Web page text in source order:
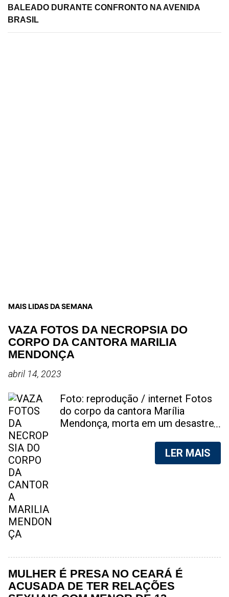
BALEADO DURANTE CONFRONTO NA AVENIDA
BRASIL
MAIS LIDAS DA SEMANA
VAZA FOTOS DA NECROPSIA DO
CORPO DA CANTORA MARILIA
MENDONÇA
abril 14, 2023
Foto: reprodução / internet Fotos
do corpo da cantora Marília
Mendonça, morta em um desastre
foram vazadas na internet. A
divulgação de fotos do corpo de
vendendo as fotos. Cada foto, no
valor de R$20 (Vinte reais). A
assessoria da família de Marília
LER MAIS
MULHER É PRESA NO CEARÁ É
ACUSADA DE TER RELAÇÕES